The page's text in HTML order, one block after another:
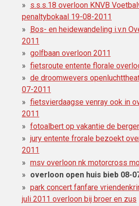
s.s.s.18 overloon KNVB
penaltybokaal 19-08-2011
Bos- en heidewandeling i.v.n
2011
golfbaan overloon 2011
fietsroute entente florale
de droomwevers
07-2011
fietsvierdaagse venray ook in
2011
fotoalbert op vakantie de
jury entente frorale bezoekt
2011
msv overloon nk motorcross
overloon open huis bieb 08-
park concert fanfare
juli 2011 overloon bij broer en zus